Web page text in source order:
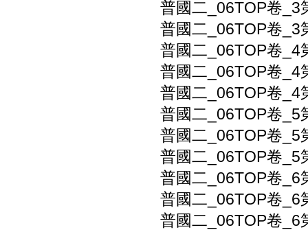
普國二_06TOP卷_3
普國二_06TOP卷_3
普國二_06TOP卷_4
普國二_06TOP卷_4
普國二_06TOP卷_4
普國二_06TOP卷_5
普國二_06TOP卷_5
普國二_06TOP卷_5
普國二_06TOP卷_6
普國二_06TOP卷_6
普國二_06TOP卷_6